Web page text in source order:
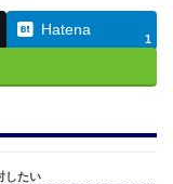
Hatena
1
したい